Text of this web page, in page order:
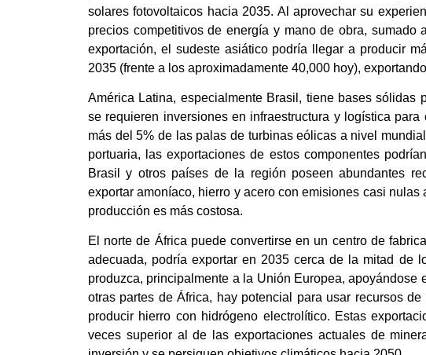
solares fotovoltaicos hacia 2035. Al aprovechar su
precios competitivos de energía y mano de obra, sumado
exportación, el sudeste asiático podría llegar a producir
2035 (frente a los aproximadamente 40,000 hoy),
América Latina, especialmente Brasil, tiene bases sólidas
se requieren inversiones en infraestructura y logística
más del 5% de las palas de turbinas eólicas a nivel
portuaria, las exportaciones de estos componentes
Brasil y otros países de la región poseen abundantes
exportar amoníaco, hierro y acero con emisiones casi
producción es más costosa.
El norte de África puede convertirse en un centro de
adecuada, podría exportar en 2035 cerca de la mitad de
produzca, principalmente a la Unión Europea, apoyándose
otras partes de África, hay potencial para usar recursos
producir hierro con hidrógeno electrolítico. Estas
veces superior al de las exportaciones actuales de